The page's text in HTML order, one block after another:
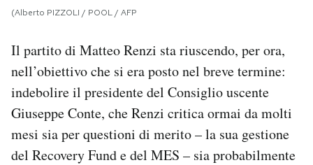
(Alberto PIZZOLI / POOL / AFP
Il partito di Matteo Renzi sta riuscendo, per ora,
nell’obiettivo che si era posto nel breve termine:
indebolire il presidente del Consiglio uscente
Giuseppe Conte, che Renzi critica ormai da molti
mesi sia per questioni di merito – la sua gestione
del Recovery Fund e del MES – sia probabilmente